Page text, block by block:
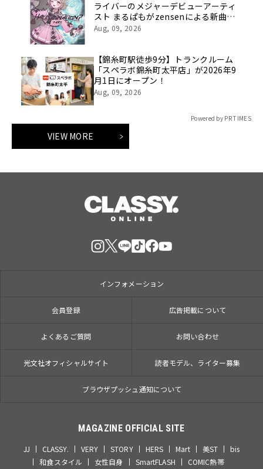
ライバーのメジャーデビューアーティ
スト まるぱもがzensenによる新曲
「HALLUCINATION？」をメジャー配
Aug, 09, 2026
【錦糸町駅徒歩9分】トランクルーム
「スペラボ錦糸町太平店」が2026年9
月1日にオープン！
Aug, 09, 2026
Powered by PR TIMES
VIEW MORE
インフォメーション
会員登録 広告掲載について
よくあるご質問 お問い合わせ
光文社オフィシャルサイト 読者モデル、ライター募集
ブラウザプッシュ通知について
MAGAZINE OFFICIAL SITE
JJ CLASSY. VERY STORY HERS Mart 美ST
bis
和食スタイル
女性自身 SmartFLASH COMIC熱帯